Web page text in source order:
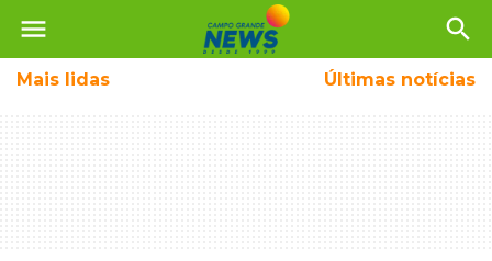
menu search
Mais lidas Últimas notícias